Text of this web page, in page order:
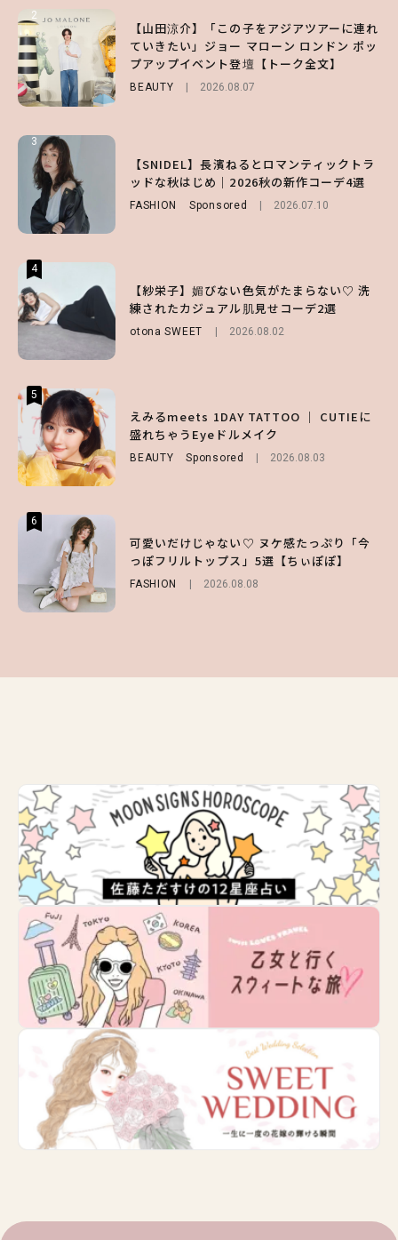
2
【山田涼介】「この子をアジアツアーに連れ
ていきたい」ジョー マローン ロンドン ポッ
プアップイベント登壇【トーク全文】
BEAUTY 2026.08.07
3
【SNIDEL】長濱ねるとロマンティックトラ
ッドな秋はじめ｜2026秋の新作コーデ4選
FASHION Sponsored 2026.07.10
4
【紗栄子】媚びない色気がたまらない♡ 洗
練されたカジュアル肌見せコーデ2選
otona SWEET 2026.08.02
5
えみるmeets 1DAY TATTOO ｜ CUTIEに
盛れちゃうEyeドルメイク
BEAUTY Sponsored 2026.08.03
6
可愛いだけじゃない♡ ヌケ感たっぷり「今
っぽフリルトップス」5選【ちぃぽぽ】
FASHION 2026.08.08
2
【森香澄】理想のスタイルはどう作る？体型
キープの秘訣や夏の過ごし方など独占インタ
ビュー！
ENTERTAINMENT 2026.07.31
3
第1弾の気になるメニュー＆限定グッズを総
チェック！
2026.07.31
4
【ALD1】グループの魅力＆素顔に迫る♡ 一
問一答をお届け！【sweet web独占】
ENTERTAINMENT 2026.08.03
5
【SNIDEL】長濱ねるとロマンティックトラ
ッドな秋はじめ｜2026秋の新作コーデ4選
FASHION Sponsored 2026.07.10
6
【スタバ】約160通りのカスタマイズができ
る⁉ 39店舗限定『My フルーツ³ フラペチー
ノ®』を徹底レポ♡
2
【付録】総柄ハローキティが可愛すぎ♡ 紀
ノ国屋コラボの“優秀保冷バッグ”は夏の強
い味方！【オトナミューズ9月号増刊】
FUROKU 2026.07.12
3
げなく肌見せ！透け感のニュアンスを楽しめ
るマストハブアイテム4選
4
【ハローキティ】がスシローと初コラボ♡
第1弾の気になるメニュー＆限定グッズを総
チェック！
2026.07.31
5
【夏ヘアのくずれ・うねりに】ヘアメイク夢
月直伝♡ ドライシャンプー「バティスト」
を使ったプロ級スタイリング3選
Sponsored
6
【GU】夏の“主役級”アイテム決定！ヘルシ
ー＆可愛すぎる「大人の肌見せ」トップス3
選